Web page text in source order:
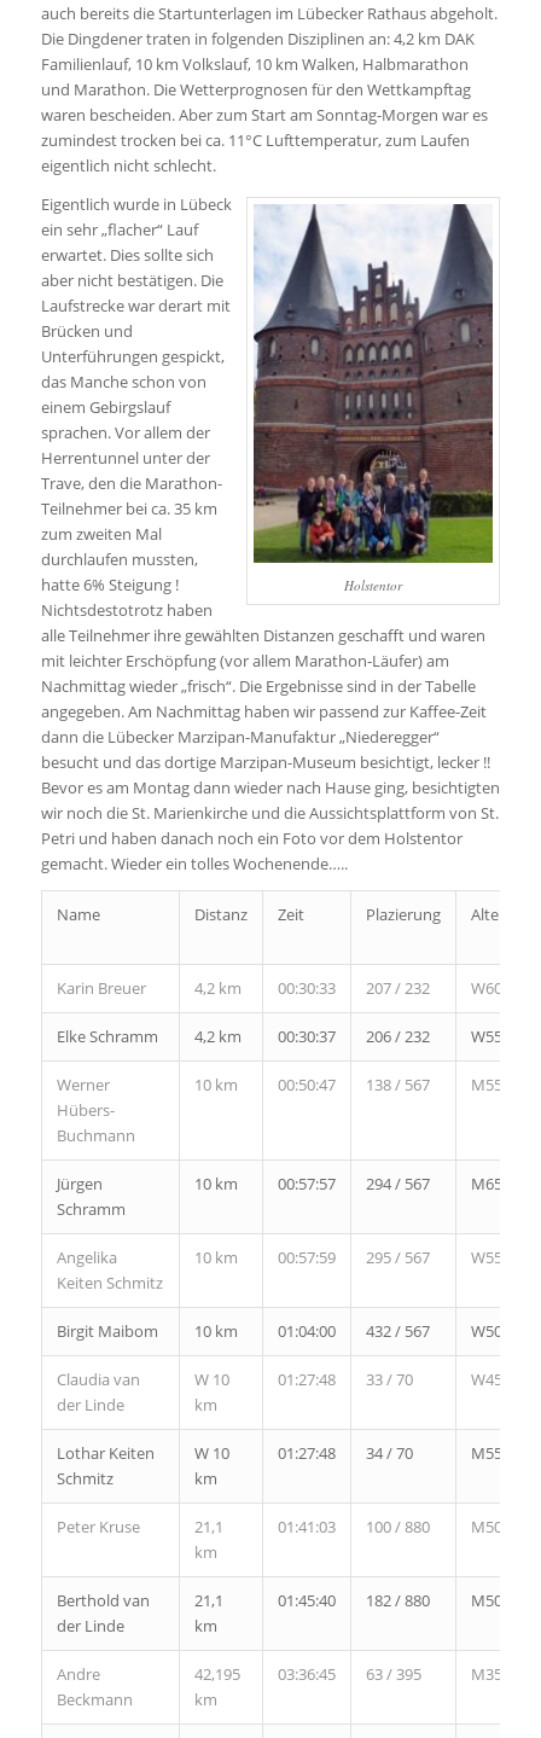
auch bereits die Startunterlagen im Lübecker Rathaus abgeholt.
Die Dingdener traten in folgenden Disziplinen an: 4,2 km DAK
Familienlauf, 10 km Volkslauf, 10 km Walken, Halbmarathon
und Marathon. Die Wetterprognosen für den Wettkampftag
waren bescheiden. Aber zum Start am Sonntag-Morgen war es
zumindest trocken bei ca. 11°C Lufttemperatur, zum Laufen
eigentlich nicht schlecht.
Holstentor
Eigentlich wurde in Lübeck
ein sehr „flacher“ Lauf
erwartet. Dies sollte sich
aber nicht bestätigen. Die
Laufstrecke war derart mit
Brücken und
Unterführungen gespickt,
das Manche schon von
einem Gebirgslauf
sprachen. Vor allem der
Herrentunnel unter der
Trave, den die Marathon-
Teilnehmer bei ca. 35 km
zum zweiten Mal
durchlaufen mussten,
hatte 6% Steigung !
Nichtsdestotrotz haben
alle Teilnehmer ihre gewählten Distanzen geschafft und waren
mit leichter Erschöpfung (vor allem Marathon-Läufer) am
Nachmittag wieder „frisch“. Die Ergebnisse sind in der Tabelle
angegeben. Am Nachmittag haben wir passend zur Kaffee-Zeit
dann die Lübecker Marzipan-Manufaktur „Niederegger“
besucht und das dortige Marzipan-Museum besichtigt, lecker !!
Bevor es am Montag dann wieder nach Hause ging, besichtigten
wir noch die St. Marienkirche und die Aussichtsplattform von St.
Petri und haben danach noch ein Foto vor dem Holstentor
gemacht. Wieder ein tolles Wochenende…..
Name Distanz Zeit Plazierung
Karin Breuer 4,2 km 00:30:33 207 / 232 W60
Elke Schramm 4,2 km 00:30:37 206 / 232 W55
Werner
Hübers-
Buchmann
10 km 00:50:47 138 / 567 M55
Jürgen
Schramm
10 km 00:57:57 294 / 567 M65
Angelika
Keiten Schmitz
10 km 00:57:59 295 / 567 W55
Birgit Maibom 10 km 01:04:00 432 / 567 W50
Claudia van
der Linde
W 10
km
01:27:48 33 / 70 W45
Lothar Keiten
Schmitz
W 10
km
01:27:48 34 / 70 M55
Peter Kruse
21,1
km
01:41:03 100 / 880 M50
Berthold van
der Linde
21,1
km
01:45:40 182 / 880 M50
Andre
Beckmann
42,195
km
03:36:45 63 / 395 M35